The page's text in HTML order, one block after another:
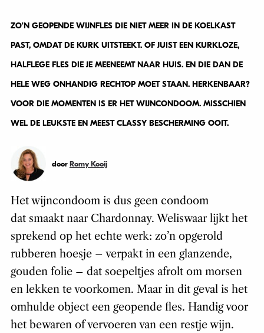
ZO’N GEOPENDE WIJNFLES DIE NIET MEER IN DE KOELKAST
PAST, OMDAT DE KURK UITSTEEKT. OF JUIST EEN KURKLOZE,
HALFLEGE FLES DIE JE MEENEEMT NAAR HUIS. EN DIE DAN DE
HELE WEG ONHANDIG RECHTOP MOET STAAN. HERKENBAAR?
VOOR DIE MOMENTEN IS ER HET WIJNCONDOOM. MISSCHIEN
WEL DE LEUKSTE EN MEEST CLASSY BESCHERMING OOIT.
door Romy Kooij
Het wijncondoom is dus geen condoom
dat smaakt naar Chardonnay. Weliswaar lijkt het
sprekend op het echte werk: zo’n opgerold
rubberen hoesje – verpakt in een glanzende,
gouden folie – dat soepeltjes afrolt om morsen
en lekken te voorkomen. Maar in dit geval is het
omhulde object een geopende fles. Handig voor
het bewaren of vervoeren van een restje wijn.